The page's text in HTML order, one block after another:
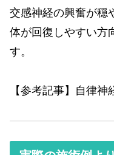
交感神経の興奮が穏
体が回復しやすい方
す。
【参考記事】自律